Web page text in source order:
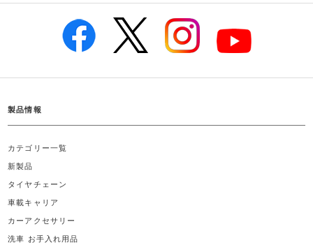
製品情報
カテゴリー一覧
新製品
タイヤチェーン
車載キャリア
カーアクセサリー
洗車 お手入れ用品